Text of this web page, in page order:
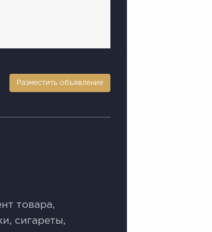
Разместить объявление
тoвapa,
cигарeты,